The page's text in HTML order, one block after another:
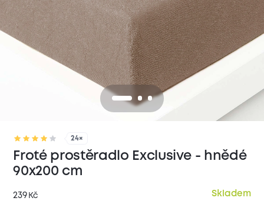
24×
Froté prostěradlo Exclusive - hnědé
90x200 cm
239 Kč Skladem